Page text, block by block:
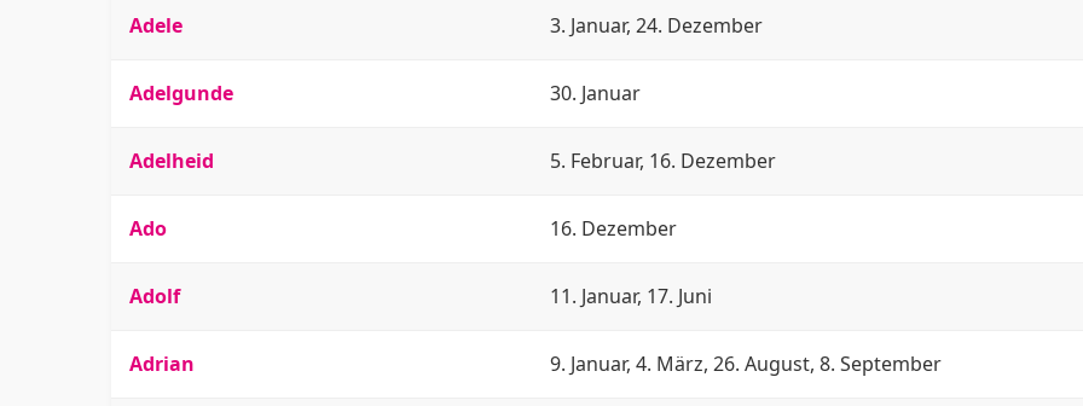
Adele 3. Januar, 24. Dezember
Adelgunde 30. Januar
Adelheid 5. Februar, 16. Dezember
Ado 16. Dezember
Adolf 11. Januar, 17. Juni
Adrian 9. Januar, 4. März, 26. August, 8. September